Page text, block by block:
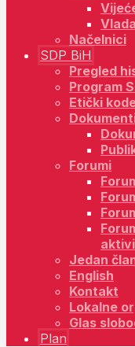
Načelnici
SDP BiH
Pregled
Program
Etički
Forumi
Jedan
English
Kontakt
Lokalne
Glas
Plan